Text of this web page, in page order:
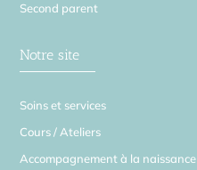
Second parent
Notre site
Soins et services
Cours / Ateliers
Accompagnement à la naissance